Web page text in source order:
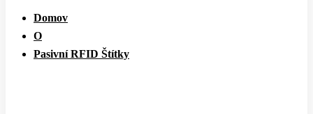
Domov
O
Pasivní RFID Štítky